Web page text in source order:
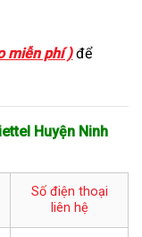
miễn phí ) để
Huyện Ninh
Số điện thoại
liên hệ